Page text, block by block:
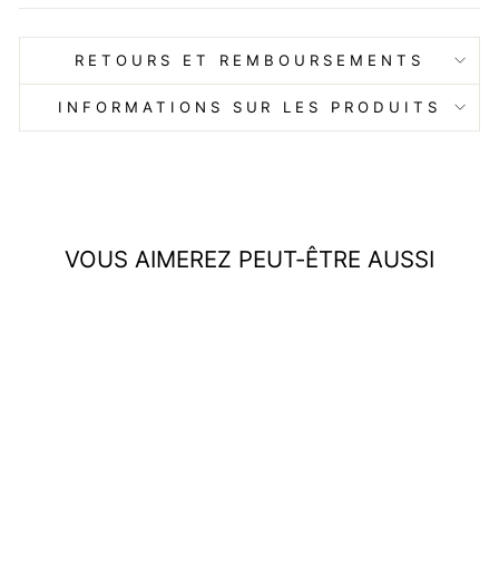
RETOURS ET REMBOURSEMENTS
INFORMATIONS SUR LES PRODUITS
VOUS AIMEREZ PEUT-ÊTRE AUSSI